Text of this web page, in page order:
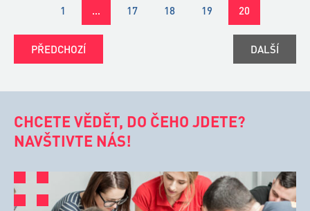
PŘEDCHOZÍ
1 … 17 18 19 20
DALŠÍ
CHCETE VĚDĚT, DO ČEHO JDETE?
NAVŠTIVTE NÁS!